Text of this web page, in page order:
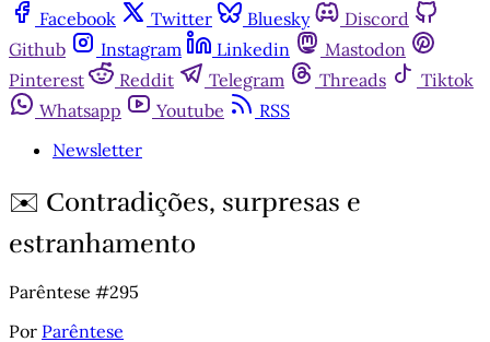
Facebook
Twitter Bluesky
Discord
Github
Instagram Linkedin
Mastodon
Pinterest
Reddit Telegram Threads
Tiktok
Whatsapp
Youtube
RSS
Newsletter
✉️ Contradições, surpresas e
estranhamento
Parêntese #295
Por Parêntese